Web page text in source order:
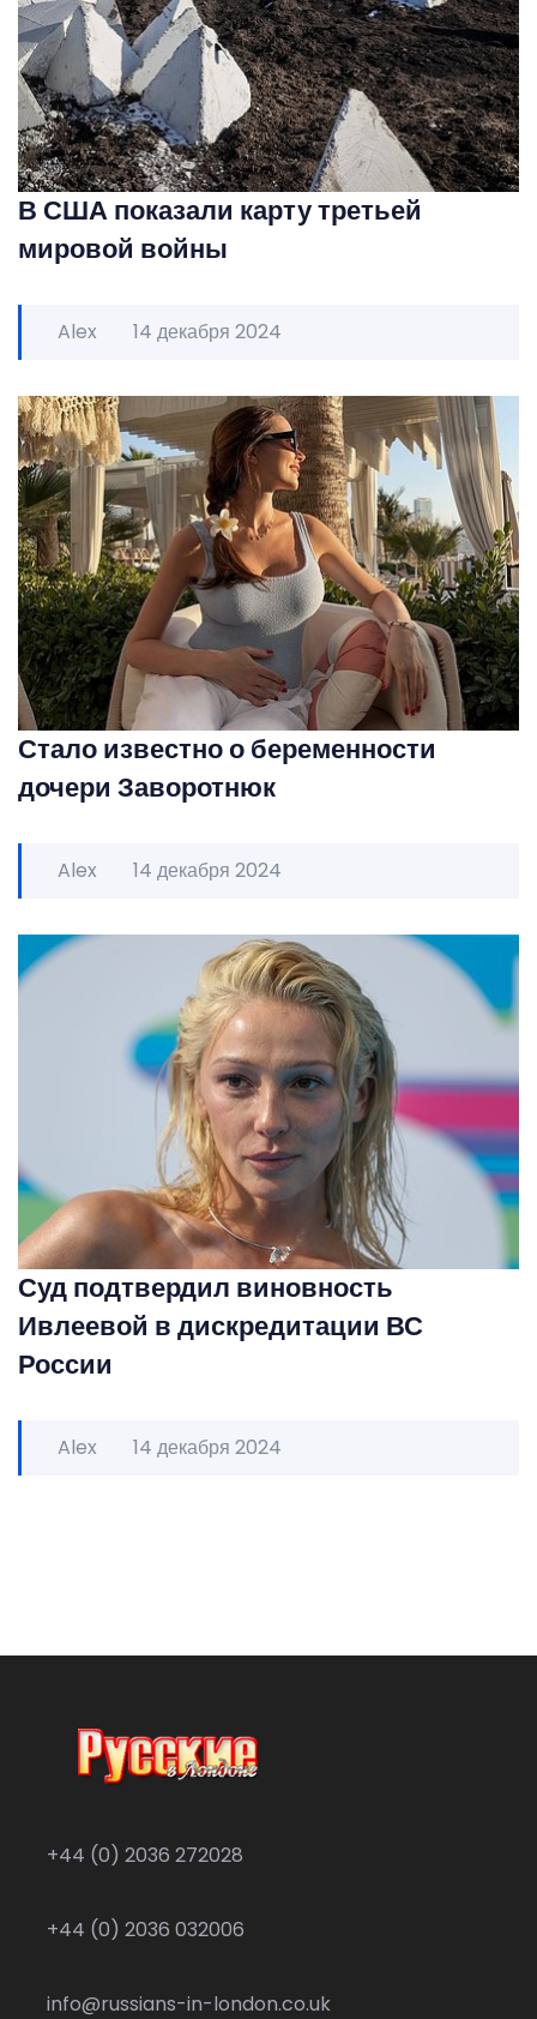
В США показали карту третьей
мировой войны
Alex 14 декабря 2024
Стало известно о беременности
дочери Заворотнюк
Alex 14 декабря 2024
Суд подтвердил виновность
Ивлеевой в дискредитации ВС
России
Alex 14 декабря 2024
+44 (0) 2036 272028
+44 (0) 2036 032006
info@russians-in-london.co.uk